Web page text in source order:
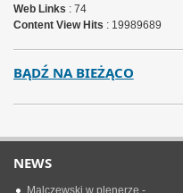
Web Links : 74
Content View Hits : 19989689
BĄDŹ NA BIEŻĄCO
NEWS
Malczewski w plenerze -